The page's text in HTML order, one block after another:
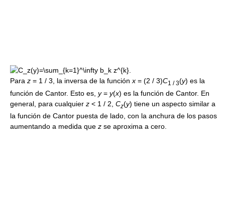
Para z = 1 / 3 , la inversa de la función x = (2 / 3)C1 / 3(y) es la
función de Cantor. Esto es, y= y(x) es la función de Cantor. En
general, para cualquier z < 1 / 2 Cz(y) tiene un aspecto similar a
la función de Cantor puesta de lado, con la anchura de los pasos
aumentando a medida que z se aproxima a cero.